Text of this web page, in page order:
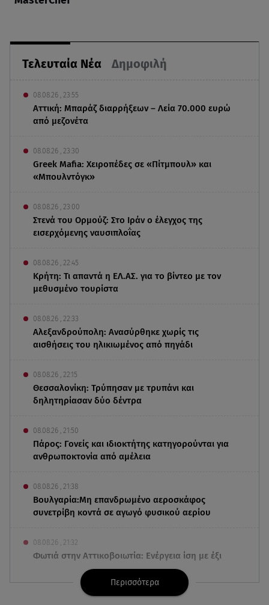
Τελευταία Νέα Δημοφιλή
08.08.26 , 23:55
Αττική: Μπαράζ διαρρήξεων – Λεία 70.000 ευρώ
από μεζονέτα
08.08.26 , 23:30
Greek Mafia: Χειροπέδες σε «Πίτμπουλ» και
«Μπουλντόγκ»
08.08.26 , 23:00
Στενά του Ορμούζ: Στο Ιράν ο έλεγχος της
εισερχόμενης ναυσιπλοΐας
08.08.26 , 22:45
Κρήτη: Τι απαντά η ΕΛ.ΑΣ. για το βίντεο με τον
μεθυσμένο τουρίστα
08.08.26 , 22:33
Αλεξανδρούπολη: Ανασύρθηκε χωρίς τις
αισθήσεις του ηλικιωμένος από πηγάδι
08.08.26 , 22:15
Θεσσαλονίκη: Τρύπησαν με τρυπάνι και
δηλητηρίασαν δύο δέντρα
08.08.26 , 21:50
Πάρος: Γονείς και ιδιοκτήτης κατηγορούνται για
ανθρωποκτονία από αμέλεια
08.08.26 , 21:38
Βουλγαρία:Μη επανδρωμένο αεροσκάφος
συνετρίβη κοντά σε αγωγό φυσικού αερίου
08.08.26 , 21:32
Φωτιά στην Αττικοβοιωτία: Ενέργεια ίση με έξι
ατομικές βόμβες
Περισσότερα